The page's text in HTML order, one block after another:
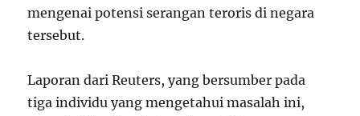
mengenai potensi serangan teroris di negara
tersebut.
Laporan dari Reuters, yang bersumber pada
tiga individu yang mengetahui masalah ini,